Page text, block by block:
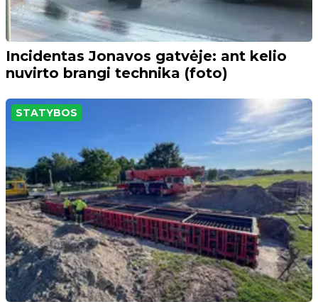
Incidentas Jonavos gatvėje: ant kelio
nuvirto brangi technika (foto)
STATYBOS